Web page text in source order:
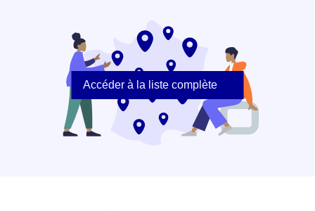
Accéder à la liste complète